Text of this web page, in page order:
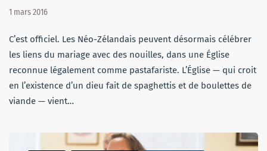
1 mars 2016
C’est officiel. Les Néo-Zélandais peuvent désormais célébrer
les liens du mariage avec des nouilles, dans une Église
reconnue légalement comme pastafariste. L’Église — qui croit
en l’existence d’un dieu fait de spaghettis et de boulettes de
viande — vient…